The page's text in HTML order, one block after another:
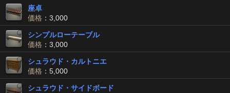
座卓
価格 ：3,000
シンプルローテーブル
価格 ：3,000
シュラウド・カルトニエ
価格 ：5,000
シュラウド・サイドボード